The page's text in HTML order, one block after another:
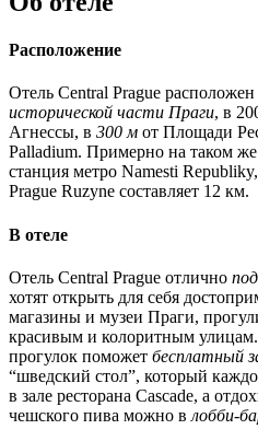
Расположение
Отель Central Prague
исторической части Праги, в
Агнессы, в 300 м от Площади
Palladium. Примерно на таком же
станция метро Namesti
Prague Ruzyne составляет 12 км.
В отеле
Отель Central Prague отлично
хотят открыть для себя
магазины и музеи Праги,
красивым и колоритным улицам.
прогулок поможет бесплатный
“шведский стол”, который
в зале ресторана Cascade, а
чешского пива можно в лобби-